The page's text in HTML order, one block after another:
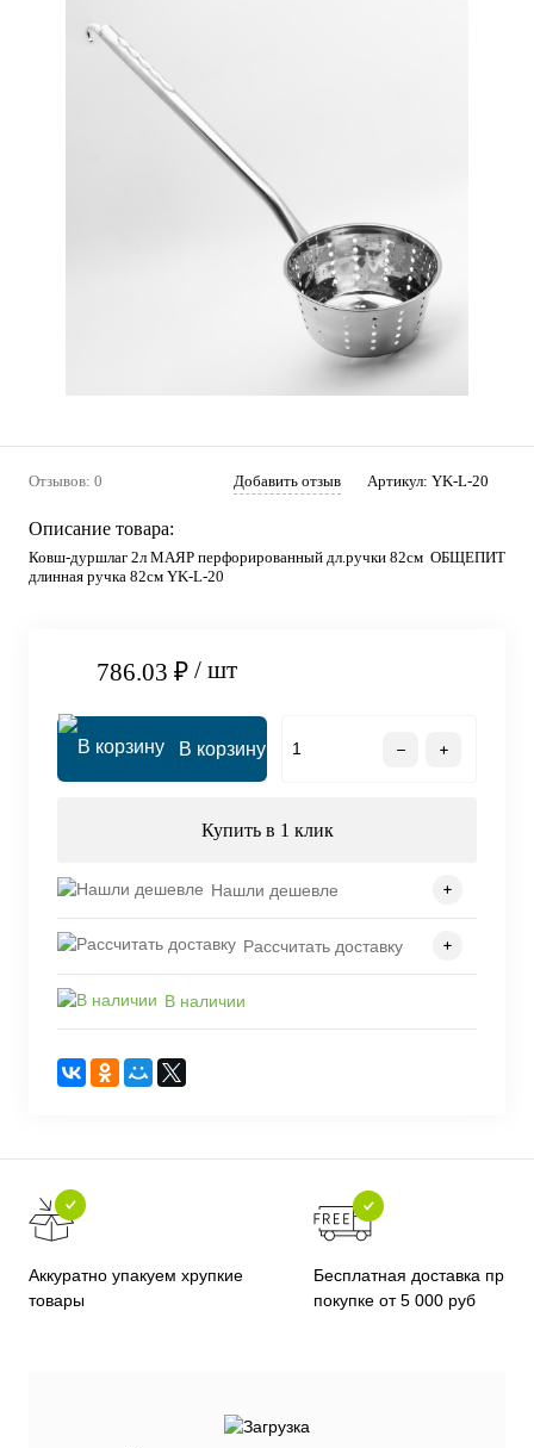
Отзывов: 0 Добавить отзыв Артикул: YK-L-20
Описание товара:
Ковш-дуршлаг 2л МАЯР перфорированный дл.ручки 82см ОБЩЕПИТ
длинная ручка 82см YK-L-20
786.03 ₽ / шт
В корзину
Купить в 1 клик
Нашли дешевле
Рассчитать доставку
В наличии
Аккуратно упакуем хрупкие
товары
Бесплатная доставка при
покупке от 5 000 руб